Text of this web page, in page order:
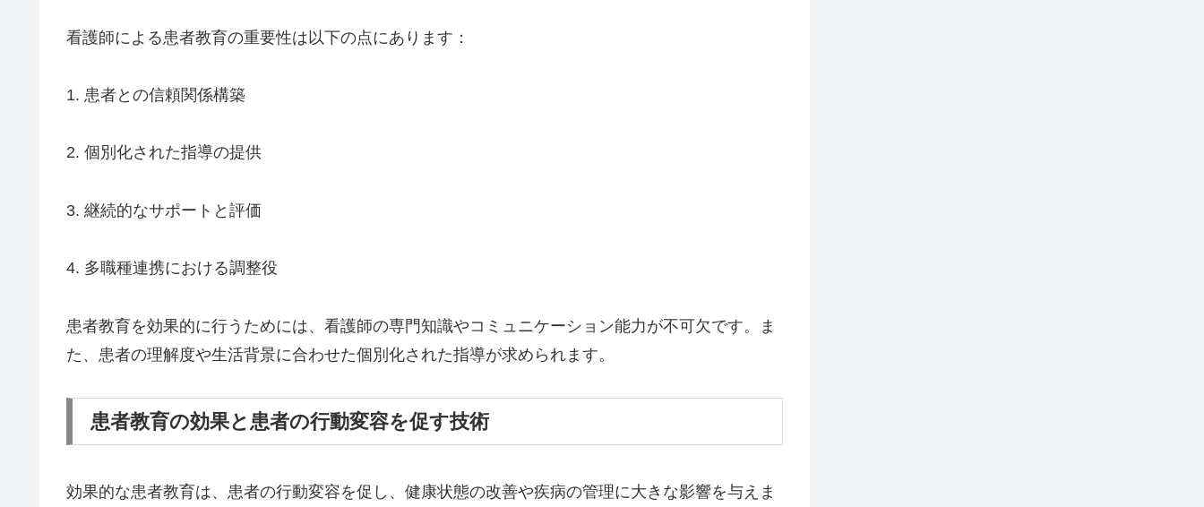
看護師による患者教育の重要性は以下の点にあります：
1. 患者との信頼関係構築
2. 個別化された指導の提供
3. 継続的なサポートと評価
4. 多職種連携における調整役
患者教育を効果的に行うためには、看護師の専門知識やコミュニケーション能力が不可欠です。ま
た、患者の理解度や生活背景に合わせた個別化された指導が求められます。
患者教育の効果と患者の行動変容を促す技術
効果的な患者教育は、患者の行動変容を促し、健康状態の改善や疾病の管理に大きな影響を与えま